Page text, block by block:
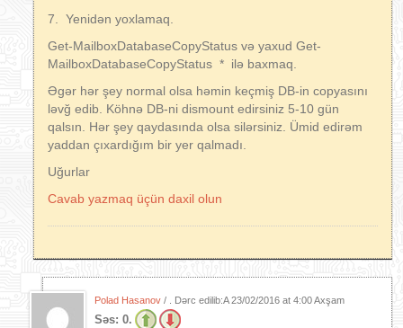
7. Yenidən yoxlamaq.
Get-MailboxDatabaseCopyStatus və yaxud Get-
MailboxDatabaseCopyStatus * ilə baxmaq.
Əgər hər şey normal olsa həmin keçmiş DB-in copyasını
ləvğ edib. Köhnə DB-ni dismount edirsiniz 5-10 gün
qalsın. Hər şey qaydasında olsa silərsiniz. Ümid edirəm
yaddan çıxardığım bir yer qalmadı.
Uğurlar
Cavab yazmaq üçün daxil olun
Polad Hasanov / . Dərc edilib:A23/02/2016 at 4:00 Axşam
Səs: 0.